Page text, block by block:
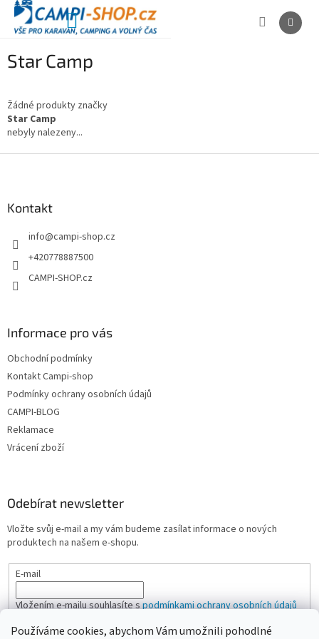
Používáme cookies, abychom Vám umožnili pohodlné
Přejít
obsah
NÁKUPNÍ
Star Camp
Žádné produkty značky
Star Camp
nebyly nalezeny...
Kontakt
info@campi-shop.cz
+420778887500
CAMPI-SHOP.cz
Informace pro vás
Obchodní podmínky
Kontakt Campi-shop
Podmínky ochrany osobních údajů
CAMPI-BLOG
Reklamace
Vrácení zboží
Odebírat newsletter
Vložte svůj e-mail a my vám budeme zasílat informace o nových
produktech na našem e-shopu.
E-mail
Vložením e-mailu souhlasíte spodmínkami ochrany osobních údajů